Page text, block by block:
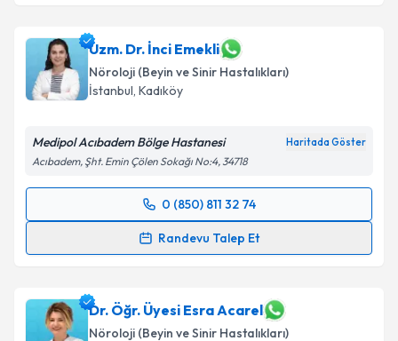
Uzm. Dr. İnci Emekli
Nöroloji (Beyin ve Sinir Hastalıkları)
İstanbul, Kadıköy
Medipol Acıbadem Bölge Hastanesi Haritada Göster
Acıbadem, Şht. Emin Çölen Sokağı No:4, 34718
0 (850) 811 32 74
Randevu Talep Et
Randevu Takvimi Talebi
takvim hazırlandığında e-posta ile bilgilendireceğiz.
Dr. Öğr. Üyesi Esra Acarel
Nöroloji (Beyin ve Sinir Hastalıkları)